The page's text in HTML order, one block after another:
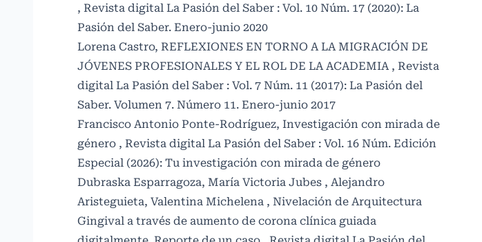
, Revista digital La Pasión del Saber : Vol. 10 Núm. 17 (2020): La
Pasión del Saber. Enero-junio 2020
Lorena Castro, REFLEXIONES EN TORNO A LA MIGRACIÓN DE
JÓVENES PROFESIONALES Y EL ROL DE LA ACADEMIA , Revista
digital La Pasión del Saber : Vol. 7 Núm. 11 (2017): La Pasión del
Saber. Volumen 7. Número 11. Enero-junio 2017
Francisco Antonio Ponte-Rodríguez, Investigación con mirada de
género , Revista digital La Pasión del Saber : Vol. 16 Núm. Edición
Especial (2026): Tu investigación con mirada de género
Dubraska Esparragoza, María Victoria Jubes , Alejandro
Aristeguieta, Valentina Michelena , Nivelación de Arquitectura
Gingival a través de aumento de corona clínica guiada